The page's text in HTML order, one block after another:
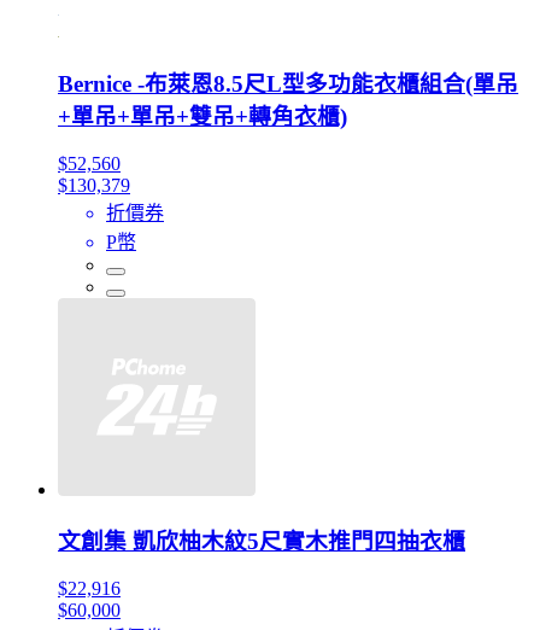
Bernice -布萊恩8.5尺L型多功能衣櫃組合(單吊
+單吊+單吊+雙吊+轉角衣櫃)
$52,560
$130,379
折價券
P幣
文創集 凱欣柚木紋5尺實木推門四抽衣櫃
$22,916
$60,000